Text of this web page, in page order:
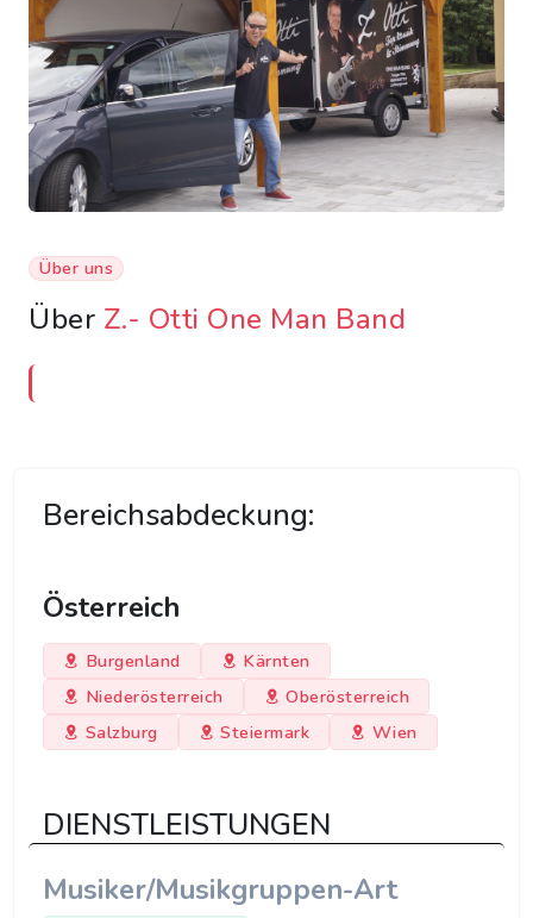
Über uns
Über Z.- Otti One Man Band
Bereichsabdeckung:
Österreich
Burgenland
Kärnten
Niederösterreich
Oberösterreich
Salzburg
Steiermark Wien
DIENSTLEISTUNGEN
Musiker/Musikgruppen-Art